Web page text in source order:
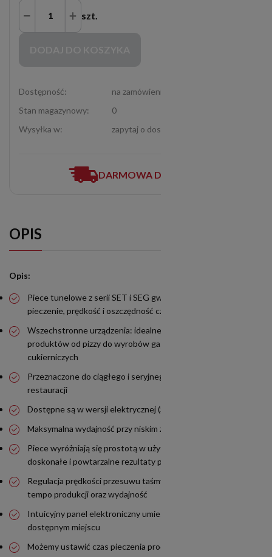
szt.
Dostępność:
na zamówienie
Stan magazynowy:
0
Wysyłka w:
zapytaj o dostępność (12-307-06-72)
DARMOWA DOSTAWA
OPIS
Opis:
Piece tunelowe z serii SET i SEG gwarantują równomierne
pieczenie, prędkość i oszczędność czasu
Wszechstronne urządzenia: idealne do wszystkich rodzajów
produktów od pizzy do wyrobów gastronomicznych i
cukierniczych
Przeznaczone do ciągłego i seryjnego użytku, np. w sieciach
restauracji
Dostępne są w wersji elektrycznej (SET) i gazowej (SEG)
Maksymalna wydajność przy niskim zużyciu energii
Piece wyróżniają się prostotą w użytkowaniu, zapewniają
doskonałe i powtarzalne rezultaty pieczenia
Regulacja prędkości przesuwu taśmy zapewniają wysokie
tempo produkcji oraz wydajność
Intuicyjny panel elektroniczny umieszczony w łatwo
dostępnym miejscu
Możemy ustawić czas pieczenia produktu od 1 do 30 minut